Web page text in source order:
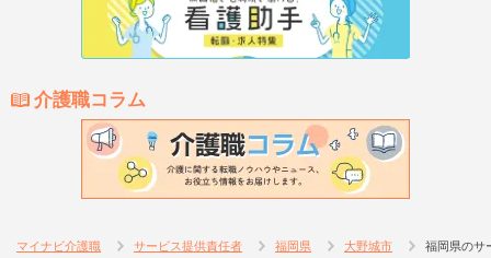
介護職コラム
マイナビ介護職 サービス提供責任者 福岡県 大野城市 福岡県のサ